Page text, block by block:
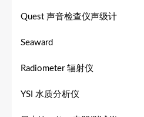
Quest 声音检查仪声级计
Seaward
Radiometer 辐射仪
YSI 水质分析仪